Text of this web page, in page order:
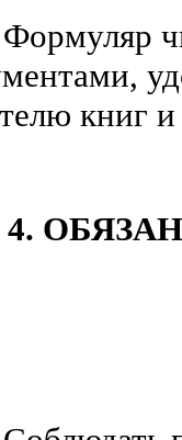
книг
4.